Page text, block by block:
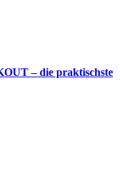
– die praktischste